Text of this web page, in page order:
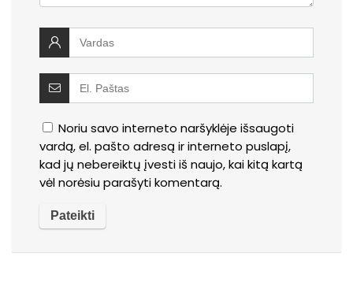
Noriu savo interneto naršyklėje išsaugoti
vardą, el. pašto adresą ir interneto puslapį,
kad jų nebereiktų įvesti iš naujo, kai kitą kartą
vėl norėsiu parašyti komentarą.